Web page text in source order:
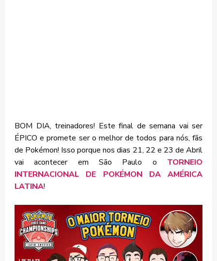
BOM DIA, treinadores! Este final de semana vai ser
ÉPICO e promete ser o melhor de todos para nós, fãs
de Pokémon! Isso porque nos dias 21, 22 e 23 de Abril
vai acontecer em São Paulo o TORNEIO
INTERNACIONAL DE POKÉMON DA AMÉRICA
LATINA!